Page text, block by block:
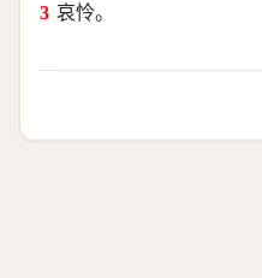
哀怜。